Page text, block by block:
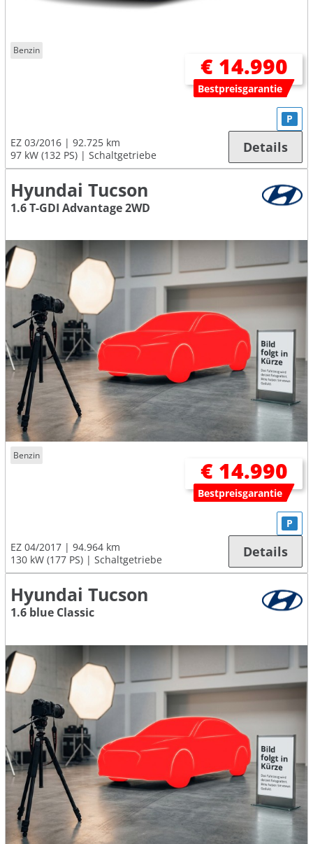
Benzin
€ 14.990
Bestpreisgarantie
EZ 03/2016
92.725 km
97 kW (132 PS)
Schaltgetriebe
P
Details
Hyundai Tucson
1.6 T-GDI Advantage 2WD
Benzin
€ 14.990
Bestpreisgarantie
EZ 04/2017
94.964 km
130 kW (177 PS)
Schaltgetriebe
P
Details
Hyundai Tucson
1.6 blue Classic